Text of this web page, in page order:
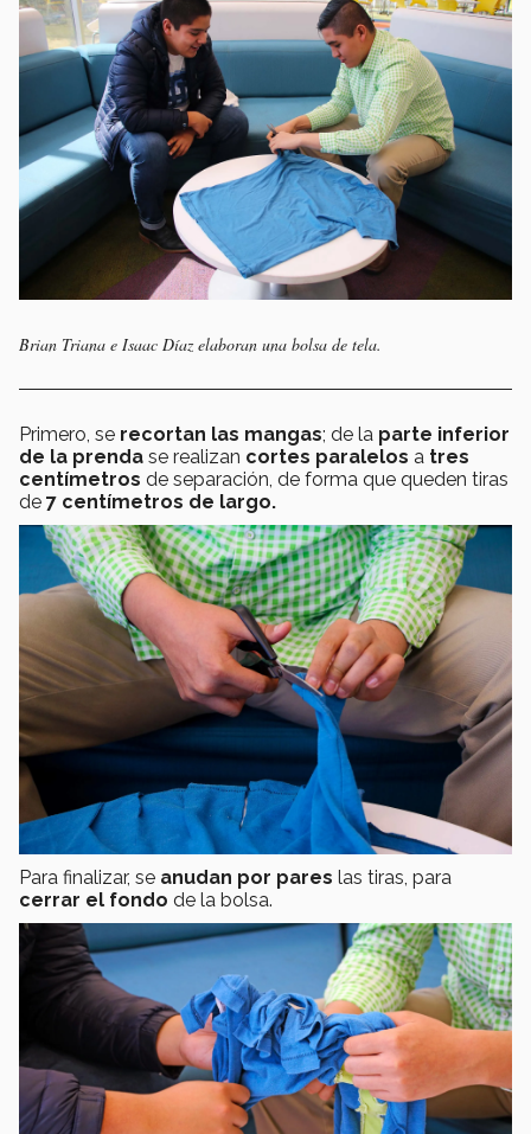
Brian Triana e Isaac Díaz elaboran una bolsa de tela.
Primero, se recortan las mangas; de la parte inferior
de la prenda se realizan cortes paralelos a tres
centímetros de separación, de forma que queden tiras
de 7 centímetros de largo.
Para finalizar, se anudan por pares las tiras, para
cerrar el fondo de la bolsa.